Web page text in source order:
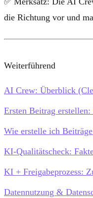
die Richtung vor und
Weiterführend
AI Crew: Überblick
Ersten Beitrag
Wie erstelle ich
KI-Qualitätscheck:
KI + Freigabeprozess:
Datennutzung &